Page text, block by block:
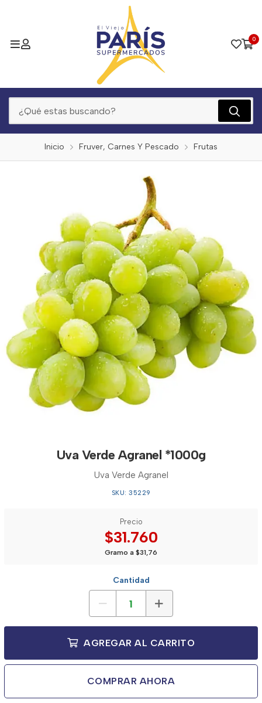
0
Inicio Fruver, Carnes Y Pescado Frutas
Uva Verde Agranel *1000g
Uva Verde Agranel
SKU: 35229
Precio
$31.760
Gramo a $31,76
Cantidad
AGREGAR AL CARRITO
COMPRAR AHORA